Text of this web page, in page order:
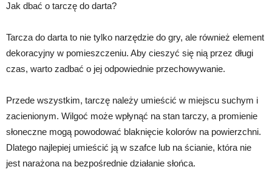
Jak dbać o tarczę do darta?
Tarcza do darta to nie tylko narzędzie do gry, ale również element
dekoracyjny w pomieszczeniu. Aby cieszyć się nią przez długi
czas, warto zadbać o jej odpowiednie przechowywanie.
Przede wszystkim, tarczę należy umieścić w miejscu suchym i
zacienionym. Wilgoć może wpłynąć na stan tarczy, a promienie
słoneczne mogą powodować blaknięcie kolorów na powierzchni.
Dlatego najlepiej umieścić ją w szafce lub na ścianie, która nie
jest narażona na bezpośrednie działanie słońca.